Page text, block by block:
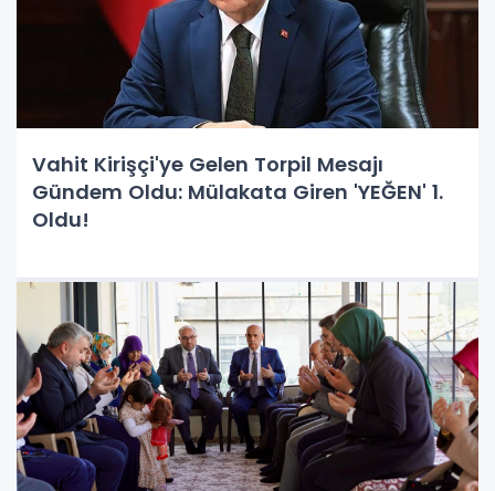
Vahit Kirişçi'ye Gelen Torpil Mesajı
Gündem Oldu: Mülakata Giren 'YEĞEN' 1.
Oldu!